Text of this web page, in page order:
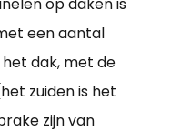
een aantal
dak, met de
zuiden is het
zijn van